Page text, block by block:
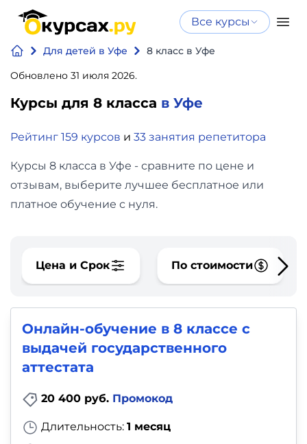
Все курсы
Для детей в Уфе
8 класс в Уфе
Обновлено 31 июля 2026.
Курсы для 8 класса в Уфе
Рейтинг 159 курсов и 33 занятия репетитора
Курсы 8 класса в Уфе - сравните по цене и
отзывам, выберите лучшее бесплатное или
платное обучение с нуля.
Цена и Срок По стоимости
Онлайн-обучение в 8 классе с
выдачей государственного
аттестата
20 400 руб. Промокод
Длительность: 1 месяц
Нейросеть
Программирование
Бизнес
и
финансы
Дизайн
Видео,
фото,
аудио
Маркетинг
Иностранный
язык
Курсы по
искусственному
Курсы по нейросетям
Бесплатно